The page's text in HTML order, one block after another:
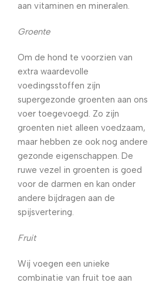
aan vitaminen en mineralen.
Groente
Om de hond te voorzien van
extra waardevolle
voedingsstoffen zijn
supergezonde groenten aan ons
voer toegevoegd. Zo zijn
groenten niet alleen voedzaam,
maar hebben ze ook nog andere
gezonde eigenschappen. De
ruwe vezel in groenten is goed
voor de darmen en kan onder
andere bijdragen aan de
spijsvertering.
Fruit
Wij voegen een unieke
combinatie van fruit toe aan